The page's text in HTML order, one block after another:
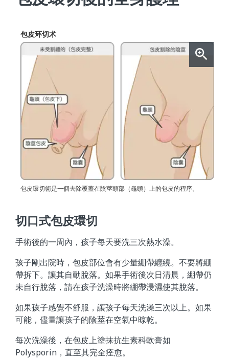
包皮环切术
包皮環切術是一個去除覆蓋在陰莖頭部（龜頭）上的包皮的程序。
切口式包皮環切
手術後的一周內，孩子每天要洗三次熱水澡。
孩子剛出院時，包皮部位會有少量綳帶纏繞。不要將綳
帶拆下。讓其自動脫落。如果手術後次日清晨，綳帶仍
未自行脫落，請在孩子洗澡時將綳帶浸濕使其脫落。
如果孩子感覺不舒服，讓孩子每天洗澡三次以上。如果
可能，儘量讓孩子的陰莖在空氣中晾乾。
每次洗澡後，在包皮上塗抹抗生素科軟膏如
Polysporin，直至其完全痊愈。